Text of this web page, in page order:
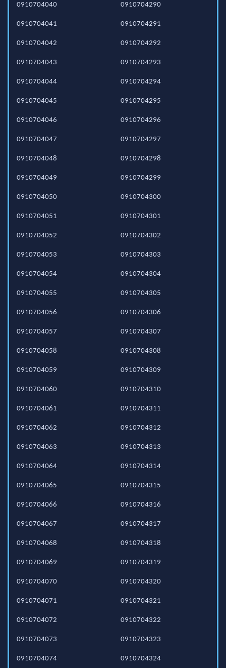
0910704040
0910704041
0910704042
0910704043
0910704044
0910704045
0910704046
0910704047
0910704048
0910704049
0910704050
0910704051
0910704052
0910704053
0910704054
0910704055
0910704056
0910704057
0910704058
0910704059
0910704060
0910704061
0910704062
0910704063
0910704064
0910704065
0910704066
0910704067
0910704068
0910704069
0910704070
0910704071
0910704072
0910704073
0910704074
0910704290
0910704291
0910704292
0910704293
0910704294
0910704295
0910704296
0910704297
0910704298
0910704299
0910704300
0910704301
0910704302
0910704303
0910704304
0910704305
0910704306
0910704307
0910704308
0910704309
0910704310
0910704311
0910704312
0910704313
0910704314
0910704315
0910704316
0910704317
0910704318
0910704319
0910704320
0910704321
0910704322
0910704323
0910704324